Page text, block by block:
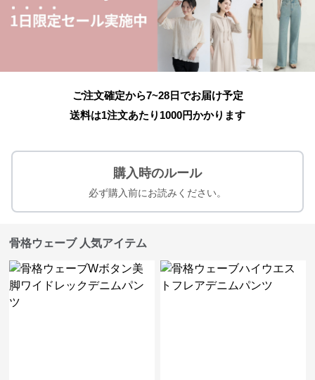
ご注文確定から7~28日でお届け予定
送料は1注文あたり 1000円かかります
購入時のルール
必ず購入前にお読みください。
骨格ウェーブ 人気アイテム